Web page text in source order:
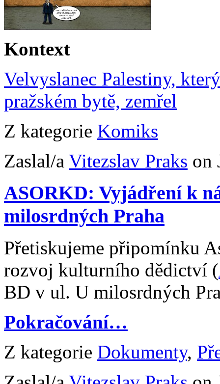
Kontext
Velvyslanec Palestiny,
pražském bytě, zemřel
Z kategorie Komiks
Zaslal/a Vitezslav Praks on
ASORKD: Vyjádření k
milosrdných Praha
Přetiskujeme připomínku
rozvoj kulturního dědictví (
BD v ul. U milosrdných
Pokračování…
Z kategorie Dokumenty,